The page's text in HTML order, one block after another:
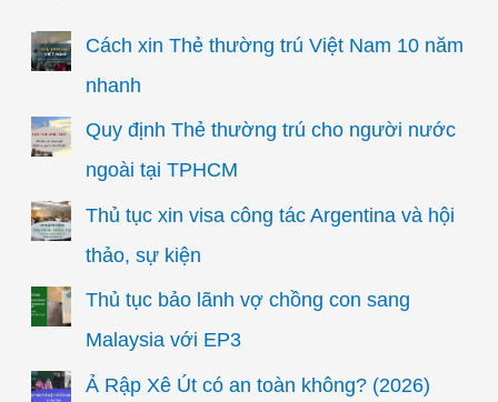
Cách xin Thẻ thường trú Việt Nam 10 năm
nhanh
Quy định Thẻ thường trú cho người nước
ngoài tại TPHCM
Thủ tục xin visa công tác Argentina và hội
thảo, sự kiện
Thủ tục bảo lãnh vợ chồng con sang
Malaysia với EP3
Ả Rập Xê Út có an toàn không? (2026)